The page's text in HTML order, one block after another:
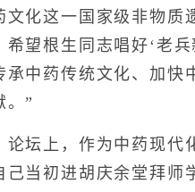
文化这一国家级非物质
希望根生同志唱好‘老
承中药传统文化、加快
。”
上，作为中药现代化
己当初进胡庆余堂拜